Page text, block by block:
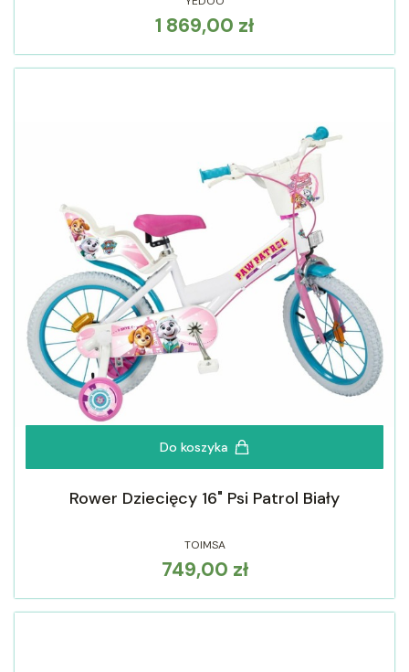
Cena
1 869,00 zł
Do koszyka
Rower Dziecięcy 16" Psi Patrol Biały
TOIMSA
Cena
749,00 zł